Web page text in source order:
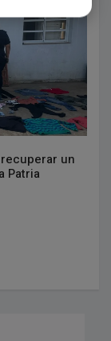
recuperar un
Patria